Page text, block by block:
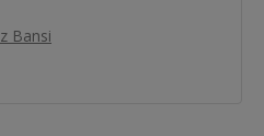
Bansi